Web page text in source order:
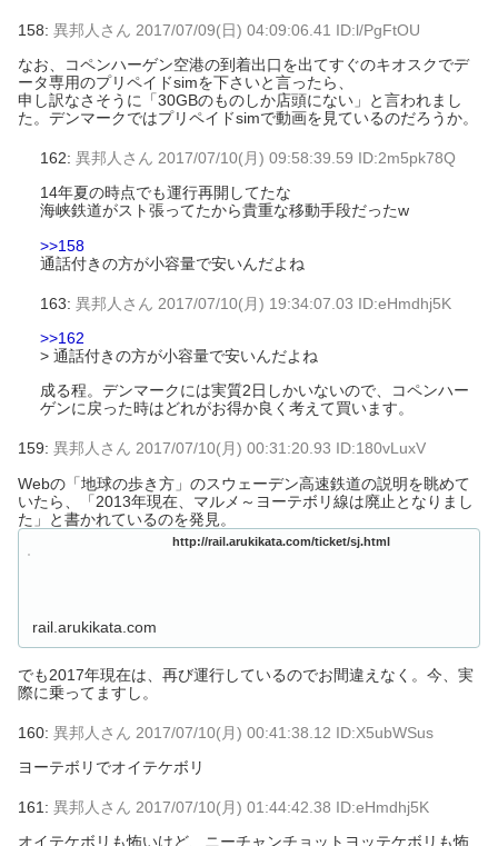
158: 異邦人さん 2017/07/09(日) 04:09:06.41 ID:l/PgFtOU
なお、コペンハーゲン空港の到着出口を出てすぐのキオスクでデ
ータ専用のプリペイドsimを下さいと言ったら、
申し訳なさそうに「30GBのものしか店頭にない」と言われまし
た。デンマークではプリペイドsimで動画を見ているのだろうか。
162: 異邦人さん 2017/07/10(月) 09:58:39.59 ID:2m5pk78Q
14年夏の時点でも運行再開してたな
海峡鉄道がスト張ってたから貴重な移動手段だったw
>>158
通話付きの方が小容量で安いんだよね
163: 異邦人さん 2017/07/10(月) 19:34:07.03 ID:eHmdhj5K
>>162
> 通話付きの方が小容量で安いんだよね
成る程。デンマークには実質2日しかいないので、コペンハー
ゲンに戻った時はどれがお得か良く考えて買います。
159: 異邦人さん 2017/07/10(月) 00:31:20.93 ID:180vLuxV
Webの「地球の歩き方」のスウェーデン高速鉄道の説明を眺めて
いたら、「2013年現在、マルメ～ヨーテボリ線は廃止となりまし
た」と書かれているのを発見。
http://rail.arukikata.com/ticket/sj.html
rail.arukikata.com
でも2017年現在は、再び運行しているのでお間違えなく。今、実
際に乗ってますし。
160: 異邦人さん 2017/07/10(月) 00:41:38.12 ID:X5ubWSus
ヨーテボリでオイテケボリ
161: 異邦人さん 2017/07/10(月) 01:44:42.38 ID:eHmdhj5K
オイテケボリも怖いけど、ニーチャンチョットヨッテケボリも怖